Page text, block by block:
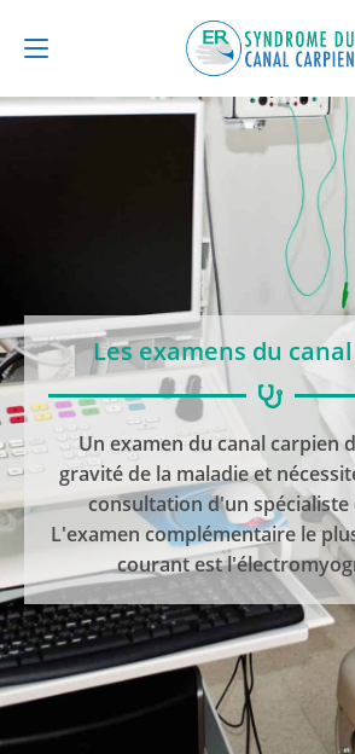
Les examens du
Un examen du canal carpien
gravité de la maladie et
consultation d'un spécialiste
L'examen complémentaire le
courant est